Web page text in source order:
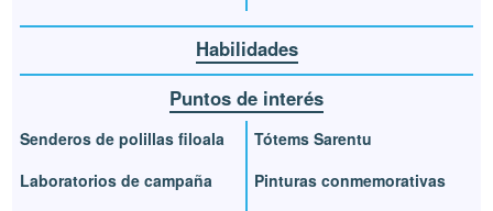
Habilidades
Puntos de interés
Senderos de polillas filoala
Laboratorios de campaña
Tótems Sarentu
Pinturas conmemorativas